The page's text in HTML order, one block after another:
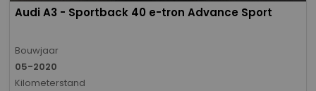
Audi A3 - Sportback 40 e-tron Advance Sport
Bouwjaar
05-2020
Kilometerstand